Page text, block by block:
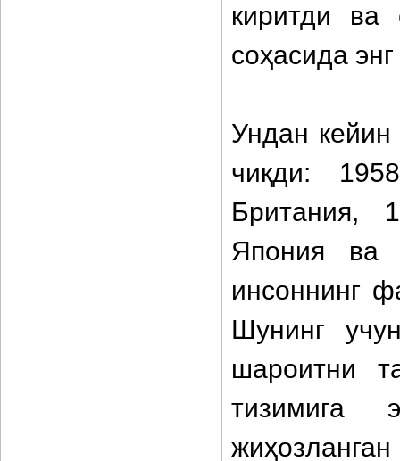
киритди ва
соҳасида
Ундан кейин
чиқди:
Британия,
Япония ва
инсоннинг
Шунинг
шароитни
тизимига